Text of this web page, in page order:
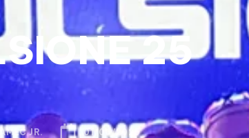
25
JR. 01/06/2025